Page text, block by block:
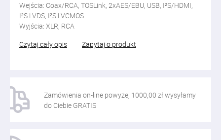
Wejścia: Coax/RCA, TOSLink, 2xAES/EBU, USB, I²S/HDMI,
I²S LVDS, I²S LVCMOS
Wyjścia: XLR, RCA
Czytaj cały opis
Zapytaj o produkt
Zamówienia on-line powyżej 1000,00 zł wysyłamy
do Ciebie GRATIS